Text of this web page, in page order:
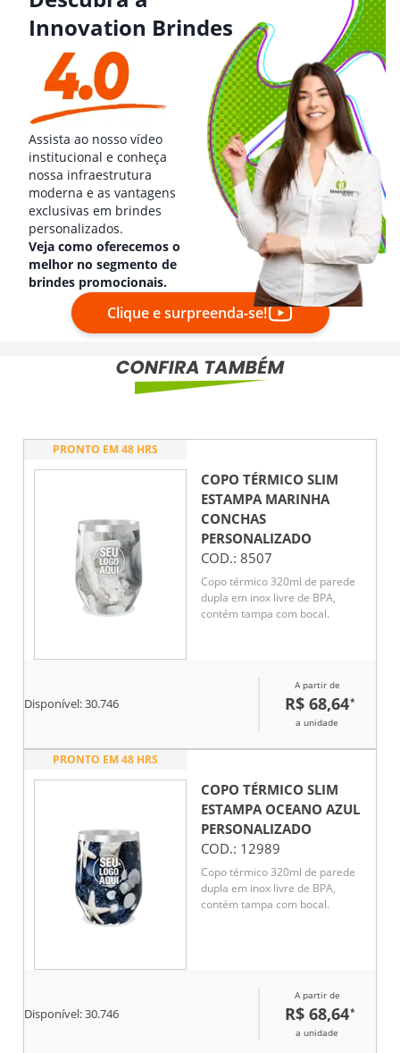
Innovation Brindes
Assista ao nosso vídeo
institucional e conheça
nossa infraestrutura
moderna e as vantagens
exclusivas em brindes
personalizados.
Veja como oferecemos o
melhor no segmento de
brindes promocionais.
Clique e surpreenda-se!
PRONTO EM 48 HRS
COPO TÉRMICO SLIM
ESTAMPA MARINHA
CONCHAS
PERSONALIZADO
COD.: 8507
Copo térmico 320ml de parede
dupla em inox livre de BPA,
contém tampa com bocal.
Disponível:30.746
A partir de
R$ 68,64*
a unidade
PRONTO EM 48 HRS
COPO TÉRMICO SLIM
ESTAMPA OCEANO AZUL
PERSONALIZADO
COD.: 12989
Copo térmico 320ml de parede
dupla em inox livre de BPA,
contém tampa com bocal.
Disponível:30.746
A partir de
R$ 68,64*
a unidade